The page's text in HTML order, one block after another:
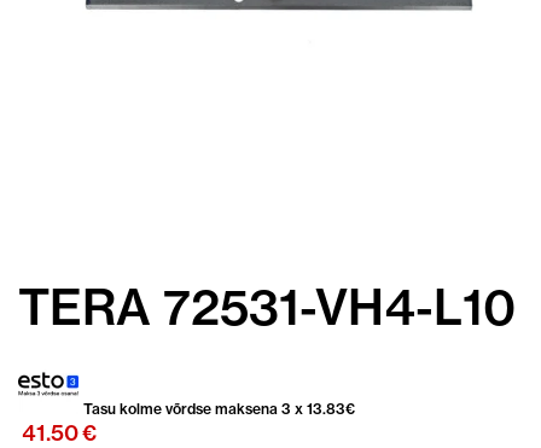
TERA 72531-VH4-L10
Tasu kolme võrdse maksena 3 x 13.83€
41.50€